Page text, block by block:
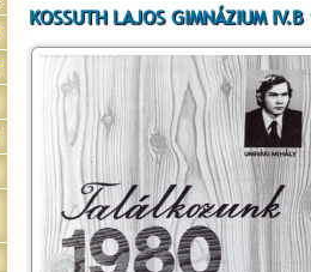
KOSSUTH LAJOS GIMNÁZIUM